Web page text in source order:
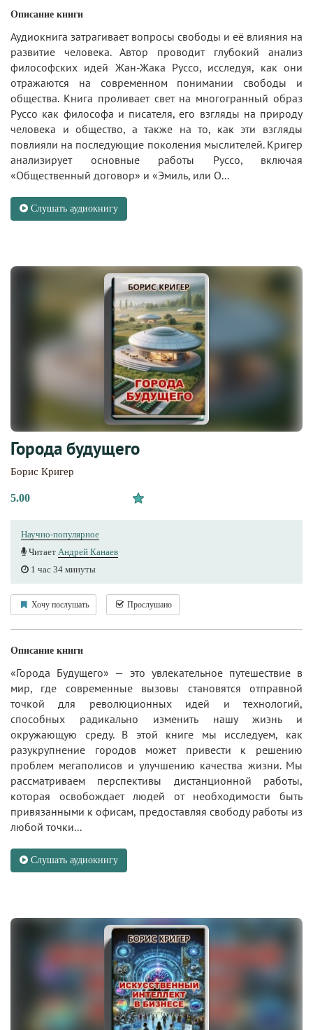
Описание книги
Аудиокнига затрагивает вопросы свободы и её влияния на
развитие человека. Автор проводит глубокий анализ
философских идей Жан-Жака Руссо, исследуя, как они
отражаются на современном понимании свободы и
общества. Книга проливает свет на многогранный образ
Руссо как философа и писателя, его взгляды на природу
человека и общество, а также на то, как эти взгляды
повлияли на последующие поколения мыслителей. Кригер
анализирует основные работы Руссо, включая
«Общественный договор» и «Эмиль, или О...
Слушать аудиокнигу
Города будущего
Борис Кригер
5.00
Научно-популярное
Читает Андрей Канаев
1 час 34 минуты
Хочу послушать Прослушано
Описание книги
«Города Будущего» — это увлекательное путешествие в
мир, где современные вызовы становятся отправной
точкой для революционных идей и технологий,
способных радикально изменить нашу жизнь и
окружающую среду. В этой книге мы исследуем, как
разукрупнение городов может привести к решению
проблем мегаполисов и улучшению качества жизни. Мы
рассматриваем перспективы дистанционной работы,
которая освобождает людей от необходимости быть
привязанными к офисам, предоставляя свободу работы из
любой точки...
Слушать аудиокнигу